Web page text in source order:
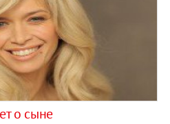
о сыне